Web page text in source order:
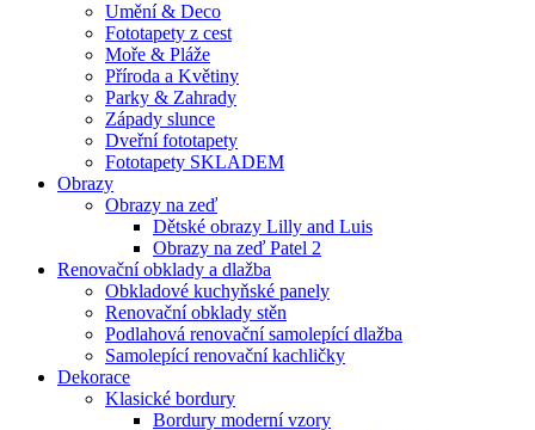
Umění & Deco
Fototapety z cest
Moře & Pláže
Příroda a Květiny
Parky & Zahrady
Západy slunce
Dveřní fototapety
Fototapety SKLADEM
Obrazy
Obrazy na zeď
Dětské obrazy Lilly and Luis
Obrazy na zeď Patel 2
Renovační obklady a dlažba
Obkladové kuchyňské panely
Renovační obklady stěn
Podlahová renovační samolepící dlažba
Samolepící renovační kachličky
Dekorace
Klasické bordury
Bordury moderní vzory